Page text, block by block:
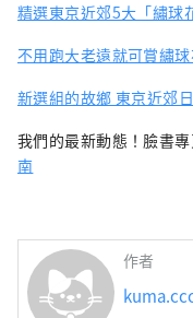
精選東京近郊5大「繡球
不用跑大老遠就可賞繡
新選組的故鄉 東京近郊
我們的最新動態！臉書專
南
作者